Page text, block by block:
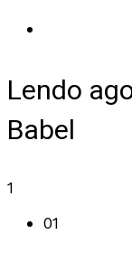
Lendo
Babel
1
01